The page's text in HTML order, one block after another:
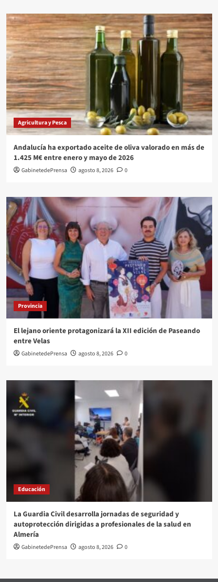
Agricultura y Pesca
Andalucía ha exportado aceite de oliva valorado en más de
1.425 M€ entre enero y mayo de 2026
GabinetedePrensa agosto 8, 2026 0
Provincia
El lejano oriente protagonizará la XII edición de Paseando
entre Velas
GabinetedePrensa agosto 8, 2026 0
Educación
La Guardia Civil desarrolla jornadas de seguridad y
autoprotección dirigidas a profesionales de la salud en
Almería
GabinetedePrensa agosto 8, 2026 0